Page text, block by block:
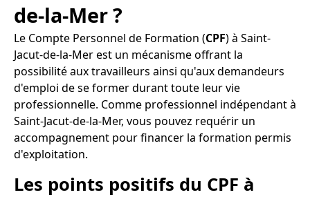
de-la-Mer ?
Le Compte Personnel de Formation (CPF) à Saint-
Jacut-de-la-Mer est un mécanisme offrant la
possibilité aux travailleurs ainsi qu'aux demandeurs
d'emploi de se former durant toute leur vie
professionnelle. Comme professionnel indépendant à
Saint-Jacut-de-la-Mer, vous pouvez requérir un
accompagnement pour financer la formation permis
d'exploitation.
Les points positifs du CPF à